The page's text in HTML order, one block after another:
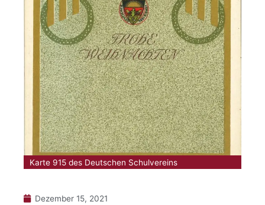
Karte 915 des Deutschen Schulvereins
Dezember 15, 2021